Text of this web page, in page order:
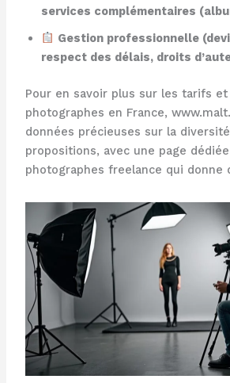
services complémentaires
Gestion professionnelle
respect des délais, droits
Pour en savoir plus sur les tarifs
photographes en France,
données précieuses sur la
propositions, avec une page
photographes freelance qui donne